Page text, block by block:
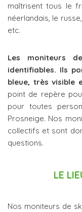
maîtrisent tous le
néerlandais, le russe,
etc.
Les moniteurs
identifiables. Ils
bleue, très visible
point de repère
pour toutes
Prosneige. Nos
collectifs et sont
questions.
LE
Nos moniteurs de